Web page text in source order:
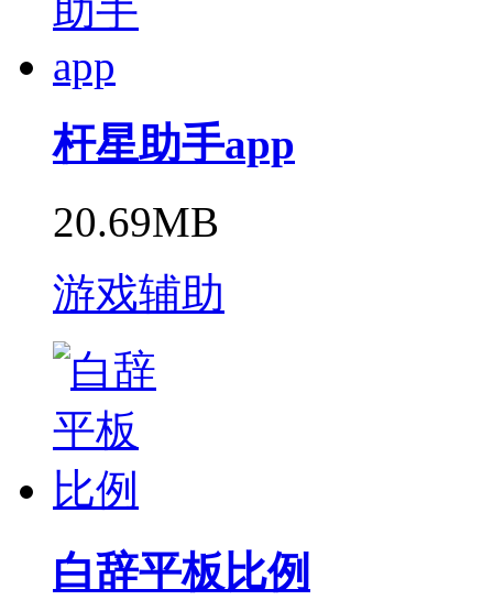
杆星助手app
20.69MB
游戏辅助
白辞平板比例